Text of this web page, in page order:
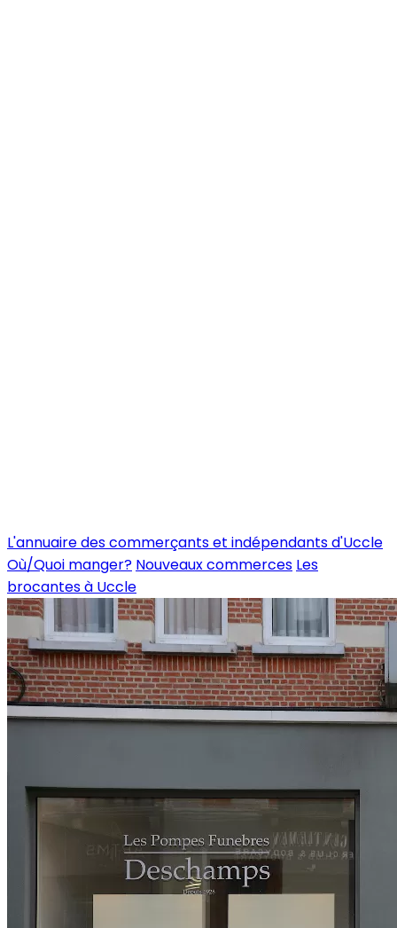
L'annuaire des commerçants et indépendants d'Uccle
Où/Quoi manger? Nouveaux commerces Les
brocantes à Uccle